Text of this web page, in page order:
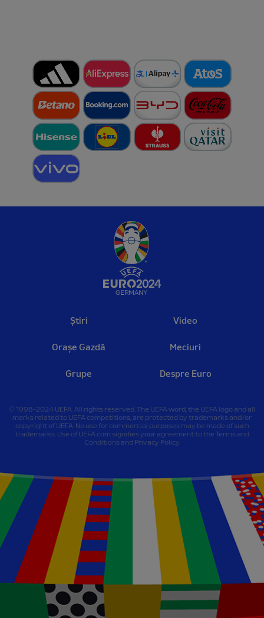
Știri Video
Orașe Gazdă Meciuri
Grupe Despre Euro
© 1998-2024 UEFA. All rights reserved. The UEFA word, the UEFA logo and all
marks related to UEFA competitions, are protected by trademarks and/or
copyright of UEFA. No use for commercial purposes may be made of such
trademarks. Use of UEFA.com signifies your agreement to the Terms and
Conditions and Privacy Policy.